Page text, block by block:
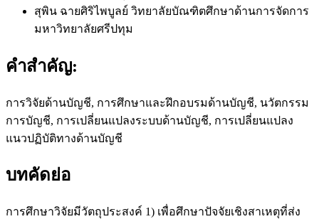
สุพิน ฉายศิริไพบูลย์ วิทยาลัยบัณฑิตศึกษาด้านการจัดการ
มหาวิทยาลัยศรีปทุม
คำสำคัญ:
การวิจัยด้านบัญชี, การศึกษาและฝึกอบรมด้านบัญชี, นวัตกรรม
การบัญชี, การเปลี่ยนแปลงระบบด้านบัญชี, การเปลี่ยนแปลง
แนวปฏิบัติทางด้านบัญชี
บทคัดย่อ
การศึกษาวิจัยมีวัตถุประสงค์ 1) เพื่อศึกษาปัจจัยเชิงสาเหตุที่ส่ง